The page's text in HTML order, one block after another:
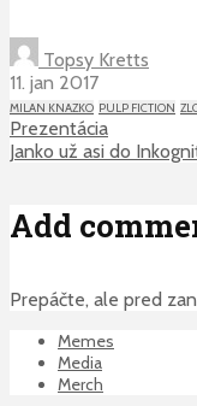
Topsy Kretts
11. jan 2017
MILAN KNAZKO PULP FICTION
Prezentácia
Janko už asi do
Add
Prepáčte, ale pred
Memes
Media
Merch